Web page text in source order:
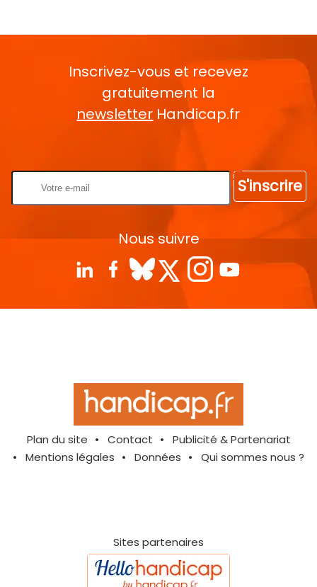
Inscrivez-vous et recevez
gratuitement la
newsletter Handicap.fr
S'inscrire
Nous suivre
Plan du site Contact
Publicité & Partenariat
Mentions légales
Données Qui sommes nous ?
Sites partenaires